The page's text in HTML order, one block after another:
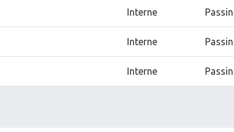
Interne
Interne
Interne